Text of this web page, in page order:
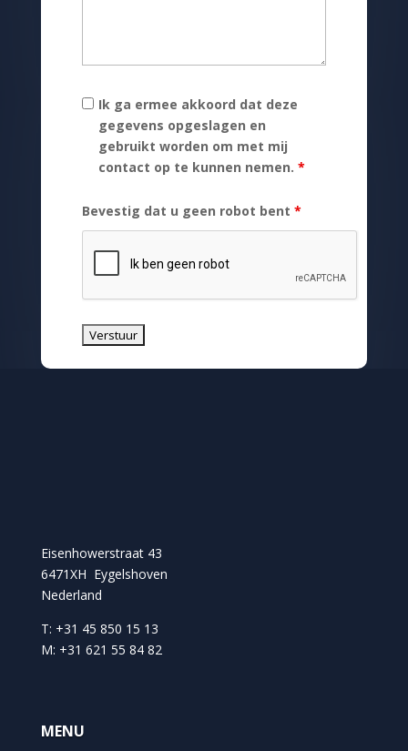
Ik ga ermee akkoord dat deze
gegevens opgeslagen en
gebruikt worden om met mij
contact op te kunnen nemen. *
Bevestig dat u geen robot bent *
Eisenhowerstraat 43
6471XH Eygelshoven
Nederland
T: +31 45 850 15 13
M: +31 621 55 84 82
MENU